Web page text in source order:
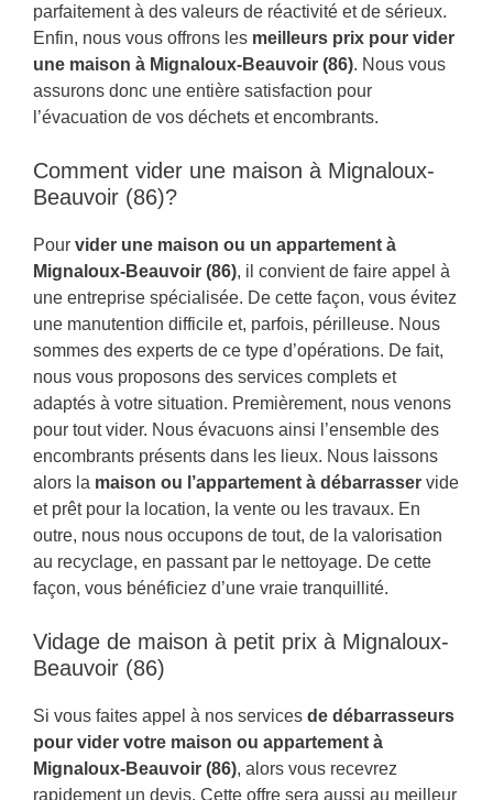
parfaitement à des valeurs de réactivité et de sérieux.
Enfin, nous vous offrons les meilleurs prix pour vider
une maison à Mignaloux-Beauvoir (86). Nous vous
assurons donc une entière satisfaction pour
l’évacuation de vos déchets et encombrants.
Comment vider une maison à Mignaloux-
Beauvoir (86)?
Pour vider une maison ou un appartement à
Mignaloux-Beauvoir (86), il convient de faire appel à
une entreprise spécialisée. De cette façon, vous évitez
une manutention difficile et, parfois, périlleuse. Nous
sommes des experts de ce type d’opérations. De fait,
nous vous proposons des services complets et
adaptés à votre situation. Premièrement, nous venons
pour tout vider. Nous évacuons ainsi l’ensemble des
encombrants présents dans les lieux. Nous laissons
alors la maison ou l’appartement à débarrasser vide
et prêt pour la location, la vente ou les travaux. En
outre, nous nous occupons de tout, de la valorisation
au recyclage, en passant par le nettoyage. De cette
façon, vous bénéficiez d’une vraie tranquillité.
Vidage de maison à petit prix à Mignaloux-
Beauvoir (86)
Si vous faites appel à nos services de débarrasseurs
pour vider votre maison ou appartement à
Mignaloux-Beauvoir (86), alors vous recevrez
rapidement un devis. Cette offre sera aussi au meilleur